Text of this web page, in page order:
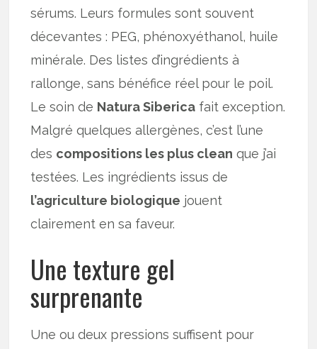
sérums. Leurs formules sont souvent
décevantes : PEG, phénoxyéthanol, huile
minérale. Des listes d’ingrédients à
rallonge, sans bénéfice réel pour le poil.
Le soin de Natura Siberica fait exception.
Malgré quelques allergènes, c’est l’une
des compositions les plus clean que j’ai
testées. Les ingrédients issus de
l’agriculture biologique jouent
clairement en sa faveur.
Une texture gel
surprenante
Une ou deux pressions suffisent pour